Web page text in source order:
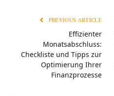
PREVIOUS ARTICLE
Effizienter
Monatsabschluss:
Checkliste und Tipps zur
Optimierung Ihrer
Finanzprozesse